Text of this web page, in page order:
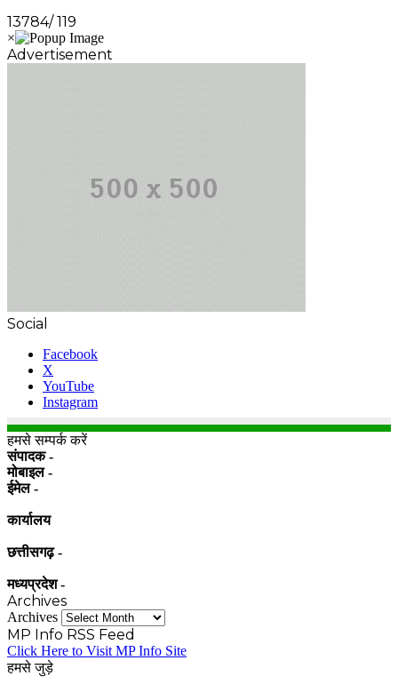
13784/ 119
Advertisement
Social
Facebook
X
YouTube
Instagram
हमसे सम्पर्क करें
संपादक -
मोबाइल -
ईमेल -
कार्यालय
छत्तीसगढ़ -
मध्यप्रदेश -
Archives
Archives
MP Info RSS Feed
Click Here to Visit MP Info Site
हमसे जुड़े